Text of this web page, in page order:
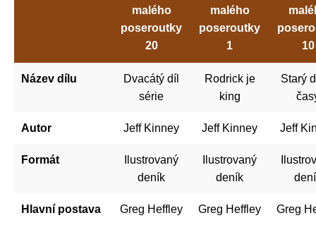
malého
poseroutky
20
malého
poseroutky
1
10
Název dílu
Dvacátý díl
série
Rodrick je
king
Starý
Autor Jeff Kinney Jeff Kinney Jeff
Formát
Ilustrovaný
deník
Ilustrovaný
deník
Hlavní postava Greg Heffley Greg Heffley Greg